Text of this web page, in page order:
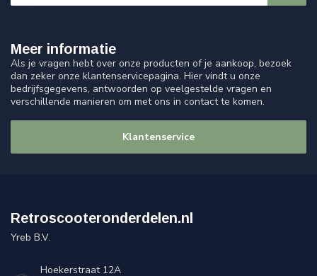
Meer informatie
Als je vragen hebt over onze producten of je aankoop, bezoek
dan zeker onze klantenservicepagina. Hier vindt u onze
bedrijfsgegevens, antwoorden op veelgestelde vragen en
verschillende manieren om met ons in contact te komen.
Klantenservice
Retroscooteronderdelen.nl
Yreb B.V.
Hoekerstraat 12A